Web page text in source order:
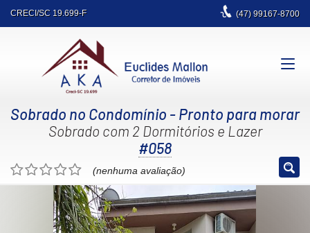
CRECI/SC 19.699-F (47)99167-8700
Sobrado no Condomínio - Pronto para morar
Sobrado com 2 Dormitórios e Lazer
#058
(nenhuma avaliação)